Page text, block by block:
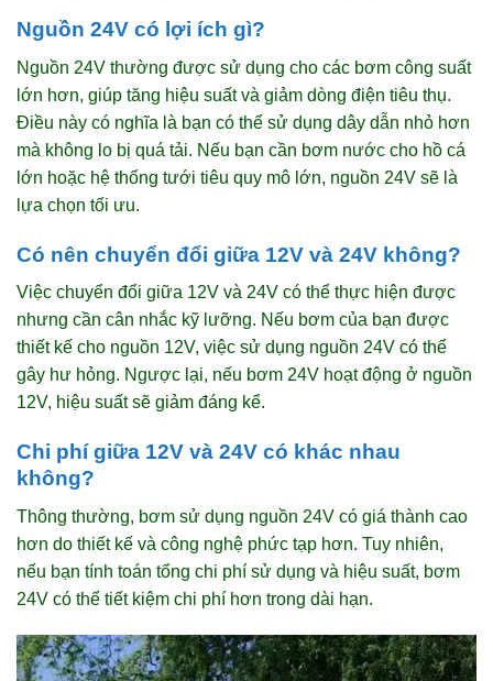
Nguồn 24V có lợi ích gì?
Nguồn 24V thường được sử dụng cho các bơm công suất
lớn hơn, giúp tăng hiệu suất và giảm dòng điện tiêu thụ.
Điều này có nghĩa là bạn có thể sử dụng dây dẫn nhỏ hơn
mà không lo bị quá tải. Nếu bạn cần bơm nước cho hồ cá
lớn hoặc hệ thống tưới tiêu quy mô lớn, nguồn 24V sẽ là
lựa chọn tối ưu.
Có nên chuyển đổi giữa 12V và 24V không?
Việc chuyển đổi giữa 12V và 24V có thể thực hiện được
nhưng cần cân nhắc kỹ lưỡng. Nếu bơm của bạn được
thiết kế cho nguồn 12V, việc sử dụng nguồn 24V có thể
gây hư hỏng. Ngược lại, nếu bơm 24V hoạt động ở nguồn
12V, hiệu suất sẽ giảm đáng kể.
Chi phí giữa 12V và 24V có khác nhau
không?
Thông thường, bơm sử dụng nguồn 24V có giá thành cao
hơn do thiết kế và công nghệ phức tạp hơn. Tuy nhiên,
nếu bạn tính toán tổng chi phí sử dụng và hiệu suất, bơm
24V có thể tiết kiệm chi phí hơn trong dài hạn.